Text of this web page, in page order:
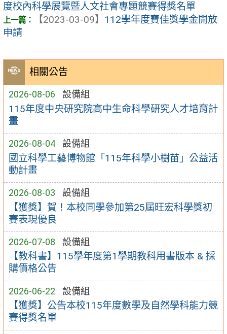
相關公告
2026-08-06 設備組
115年度中央研究院高中生命科學研究人才培育計
畫
2026-08-04 設備組
國立科學工藝博物館「115年科學小樹苗」公益活
動計畫
2026-08-03 設備組
【獲獎】賀！本校同學參加第25屆旺宏科學獎初
賽表現優良
2026-07-08 設備組
【教科書】115學年度第1學期教科用書版本 & 採
購價格公告
2026-06-22 設備組
【獲獎】公告本校115年度數學及自然學科能力競
賽得獎名單
度校內科學展覽暨人文社會專題競賽得獎名單
【2023-03-09】 112學年度寶佳獎學金開放
申請